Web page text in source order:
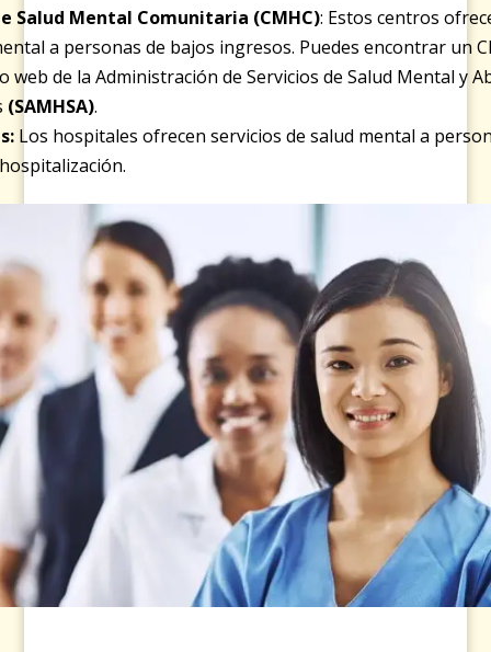
Salud Mental Comunitaria (CMHC): Estos centros
a personas de bajos ingresos. Puedes encontrar un
web de la Administración de Servicios de Salud Mental y
(SAMHSA).
Los hospitales ofrecen servicios de salud mental a